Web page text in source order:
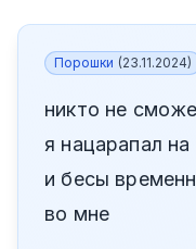
Порошки (23.11.2024)
никто не
я нацарапал на
и бесы
во мне